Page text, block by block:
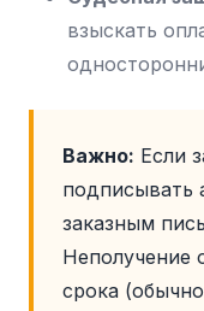
взыскать
Важно: Если
подписывать
заказным
Неполучение
срока